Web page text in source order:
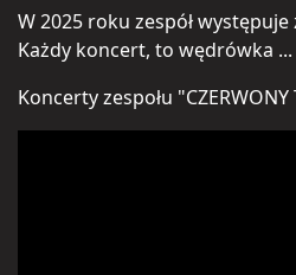
W 2025 roku zespół
Każdy koncert, to wędrówka
Koncerty zespołu